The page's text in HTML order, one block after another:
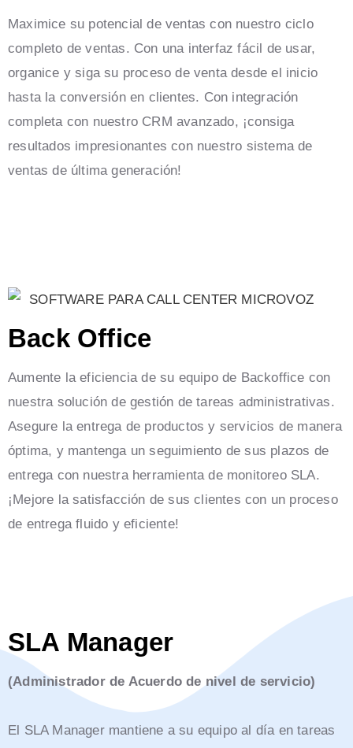
Maximice su potencial de ventas con nuestro ciclo
completo de ventas. Con una interfaz fácil de usar,
organice y siga su proceso de venta desde el inicio
hasta la conversión en clientes. Con integración
completa con nuestro CRM avanzado, ¡consiga
resultados impresionantes con nuestro sistema de
ventas de última generación!
Back Office
Aumente la eficiencia de su equipo de Backoffice con
nuestra solución de gestión de tareas administrativas.
Asegure la entrega de productos y servicios de manera
óptima, y mantenga un seguimiento de sus plazos de
entrega con nuestra herramienta de monitoreo SLA.
¡Mejore la satisfacción de sus clientes con un proceso
de entrega fluido y eficiente!
SLA Manager
(Administrador de Acuerdo de nivel de servicio)
El SLA Manager mantiene a su equipo al día en tareas